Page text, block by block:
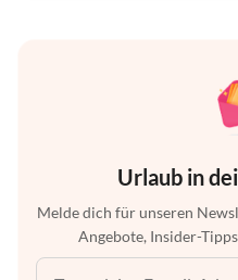
Urlaub in
Melde dich für unseren
Angebote, Insider-